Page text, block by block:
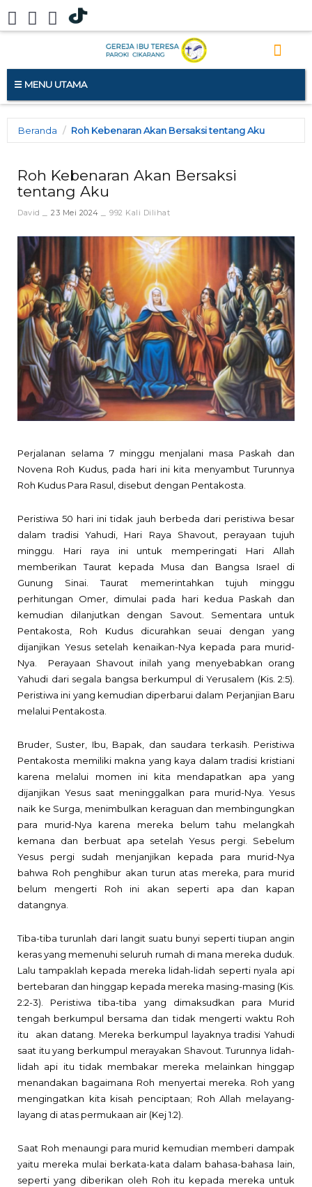
MENU UTAMA
Beranda Roh Kebenaran Akan Bersaksi tentang Aku
Roh Kebenaran Akan Bersaksi
tentang Aku
David 23 Mei 2024 992 Kali Dilihat
Perjalanan selama 7 minggu menjalani masa Paskah dan
Novena Roh Kudus, pada hari ini kita menyambut Turunnya
Roh Kudus Para Rasul, disebut dengan Pentakosta.
Peristiwa 50 hari ini tidak jauh berbeda dari peristiwa besar
dalam tradisi Yahudi, Hari Raya Shavout, perayaan tujuh
minggu. Hari raya ini untuk memperingati Hari Allah
memberikan Taurat kepada Musa dan Bangsa Israel di
Gunung Sinai. Taurat memerintahkan tujuh minggu
perhitungan Omer, dimulai pada hari kedua Paskah dan
kemudian dilanjutkan dengan Savout. Sementara untuk
Pentakosta, Roh Kudus dicurahkan seuai dengan yang
dijanjikan Yesus setelah kenaikan-Nya kepada para murid-
Nya. Perayaan Shavout inilah yang menyebabkan orang
Yahudi dari segala bangsa berkumpul di Yerusalem (Kis. 2:5).
Peristiwa ini yang kemudian diperbarui dalam Perjanjian Baru
melalui Pentakosta.
Bruder, Suster, Ibu, Bapak, dan saudara terkasih. Peristiwa
Pentakosta memiliki makna yang kaya dalam tradisi kristiani
karena melalui momen ini kita mendapatkan apa yang
dijanjikan Yesus saat meninggalkan para murid-Nya. Yesus
naik ke Surga, menimbulkan keraguan dan membingungkan
para murid-Nya karena mereka belum tahu melangkah
kemana dan berbuat apa setelah Yesus pergi. Sebelum
Yesus pergi sudah menjanjikan kepada para murid-Nya
bahwa Roh penghibur akan turun atas mereka, para murid
belum mengerti Roh ini akan seperti apa dan kapan
datangnya.
Tiba-tiba turunlah dari langit suatu bunyi seperti tiupan angin
keras yang memenuhi seluruh rumah di mana mereka duduk.
Lalu tampaklah kepada mereka lidah-lidah seperti nyala api
bertebaran dan hinggap kepada mereka masing-masing (Kis.
2:2-3). Peristiwa tiba-tiba yang dimaksudkan para Murid
tengah berkumpul bersama dan tidak mengerti waktu Roh
itu akan datang. Mereka berkumpul layaknya tradisi Yahudi
saat itu yang berkumpul merayakan Shavout. Turunnya lidah-
lidah api itu tidak membakar mereka melainkan hinggap
menandakan bagaimana Roh menyertai mereka. Roh yang
mengingatkan kita kisah penciptaan; Roh Allah melayang-
layang di atas permukaan air (Kej 1:2).
Saat Roh menaungi para murid kemudian memberi dampak
yaitu mereka mulai berkata-kata dalam bahasa-bahasa lain,
seperti yang diberikan oleh Roh itu kepada mereka untuk